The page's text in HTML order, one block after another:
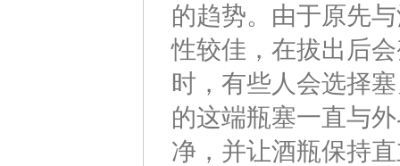
的趋势。由于原先
性较佳，在拔出后
时，有些人会选择
的这端瓶塞一直与
净，并让酒瓶保持